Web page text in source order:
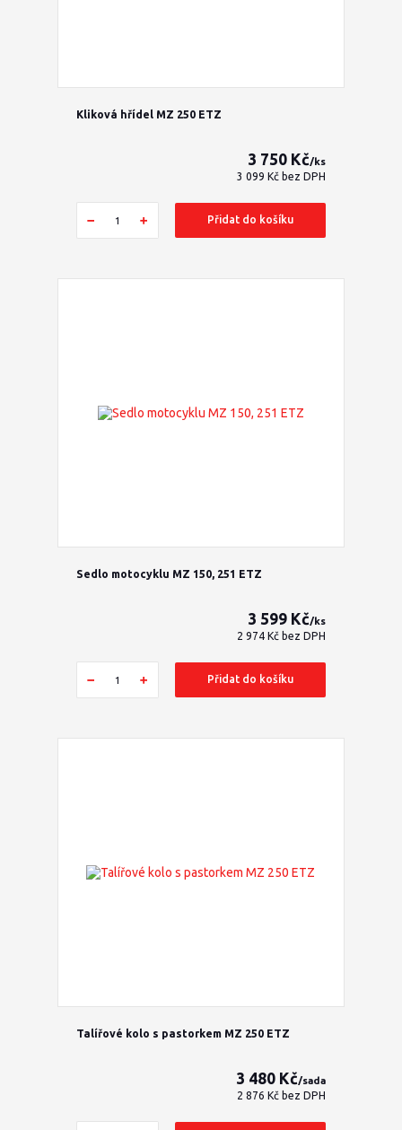
Kliková hřídel MZ 250 ETZ
3 750 Kč/ks
3 099 Kč bez DPH
Přidat do košíku
Sedlo motocyklu MZ 150, 251 ETZ
3 599 Kč/ks
2 974 Kč bez DPH
Přidat do košíku
Talířové kolo s pastorkem MZ 250 ETZ
3 480 Kč/sada
2 876 Kč bez DPH